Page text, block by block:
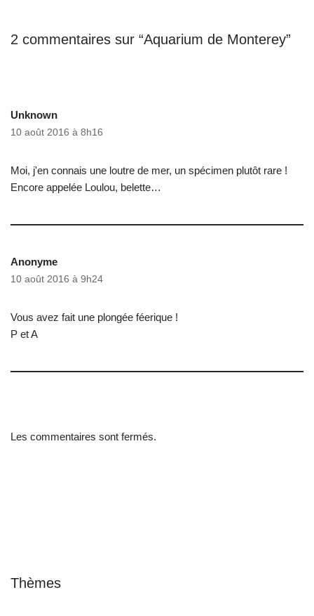
2 commentaires sur “Aquarium de Monterey”
Unknown
10 août 2016 à 8h16
Moi, j'en connais une loutre de mer, un spécimen plutôt rare !
Encore appelée Loulou, belette…
Anonyme
10 août 2016 à 9h24
Vous avez fait une plongée féerique !
P et A
Les commentaires sont fermés.
Thèmes